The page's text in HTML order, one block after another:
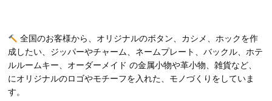
全国のお客様から、オリジナルのボタン、カシメ、ホックを作
成したい、ジッパーやチャーム、ネームプレート、バックル、ホテ
ルルームキー、オーダーメイド の金属小物や革小物、雑貨など、
にオリジナルのロゴやモチーフを入れた、モノづくりをしていま
す。